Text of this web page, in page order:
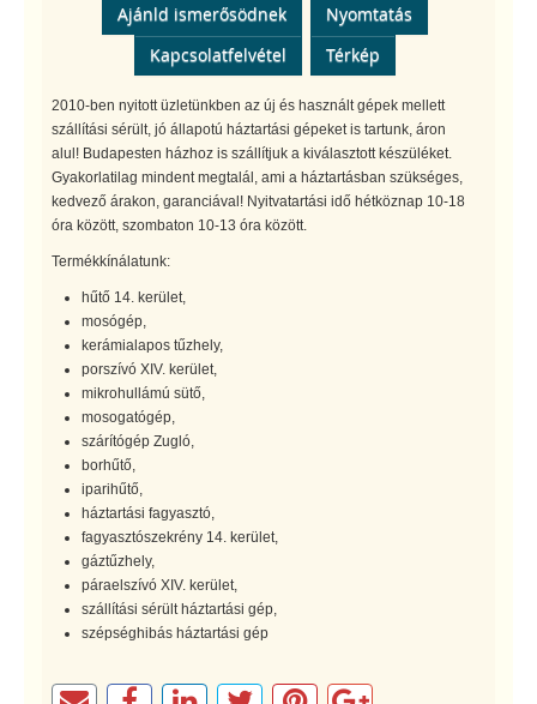
Ajánld ismerősödnek
Nyomtatás
Kapcsolatfelvétel
Térkép
2010-ben nyitott üzletünkben az új és használt gépek mellett
szállítási sérült, jó állapotú háztartási gépeket is tartunk, áron
alul! Budapesten házhoz is szállítjuk a kiválasztott készüléket.
Gyakorlatilag mindent megtalál, ami a háztartásban szükséges,
kedvező árakon, garanciával! Nyitvatartási idő hétköznap 10-18
óra között, szombaton 10-13 óra között.
Termékkínálatunk:
hűtő 14. kerület,
mosógép,
kerámialapos tűzhely,
porszívó XIV. kerület,
mikrohullámú sütő,
mosogatógép,
szárítógép Zugló,
borhűtő,
iparihűtő,
háztartási fagyasztó,
fagyasztószekrény 14. kerület,
gáztűzhely,
páraelszívó XIV. kerület,
szállítási sérült háztartási gép,
szépséghibás háztartási gép